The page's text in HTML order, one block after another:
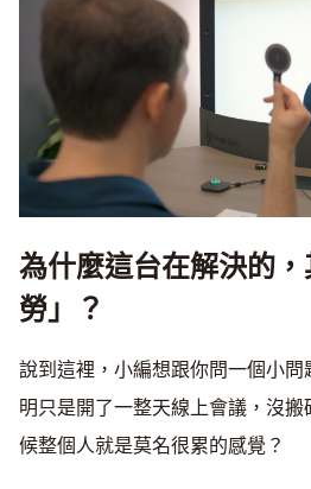
為什麼這台在解決的
勞」？
說到這裡，小編想跟你問一個小
明只是開了一整天線上會議，沒
候整個人就是莫名很累的感覺？